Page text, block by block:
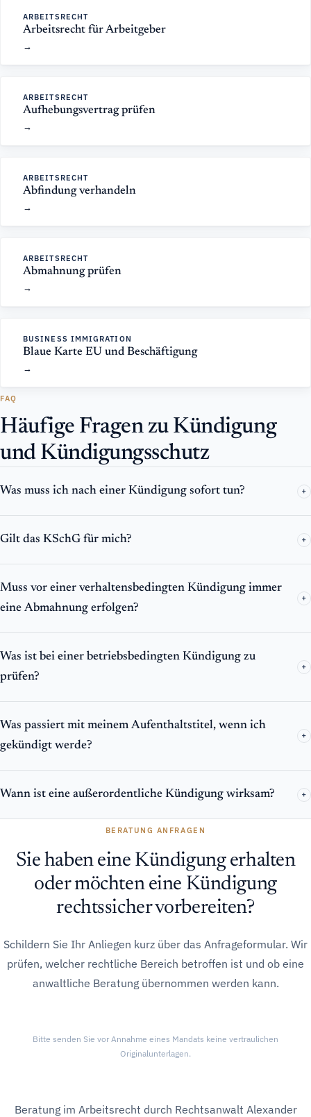
ARBEITSRECHT
Arbeitsrecht für Arbeitgeber
ARBEITSRECHT
Aufhebungsvertrag prüfen
ARBEITSRECHT
Abfindung verhandeln
ARBEITSRECHT
Abmahnung prüfen
BUSINESS IMMIGRATION
Blaue Karte EU und Beschäftigung
FAQ
Häufige Fragen zu Kündigung
und Kündigungsschutz
Was muss ich nach einer Kündigung sofort tun? +
Gilt das KSchG für mich? +
Muss vor einer verhaltensbedingten Kündigung immer
eine Abmahnung erfolgen?
+
Was ist bei einer betriebsbedingten Kündigung zu
prüfen?
+
Was passiert mit meinem Aufenthaltstitel, wenn ich
gekündigt werde?
+
Wann ist eine außerordentliche Kündigung wirksam? +
BERATUNG ANFRAGEN
Sie haben eine Kündigung erhalten
oder möchten eine Kündigung
rechtssicher vorbereiten?
Schildern Sie Ihr Anliegen kurz über das Anfrageformular. Wir
prüfen, welcher rechtliche Bereich betroffen ist und ob eine
anwaltliche Beratung übernommen werden kann.
Bitte senden Sie vor Annahme eines Mandats keine vertraulichen
Originalunterlagen.
Beratung im Arbeitsrecht durch Rechtsanwalt Alexander